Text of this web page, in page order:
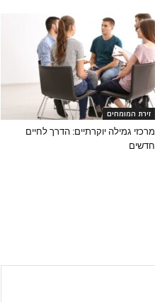
זירת המומחים
מרכזי גמילה יוקרתיים: הדרך לחיים
חדשים